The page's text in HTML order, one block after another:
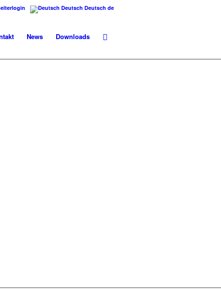
Deutsch Deutsch de
News Downloads